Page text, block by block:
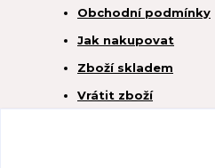
Obchodní podmínky
Jak nakupovat
Zboží skladem
Vrátit zboží